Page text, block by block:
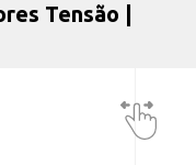
Tensão |